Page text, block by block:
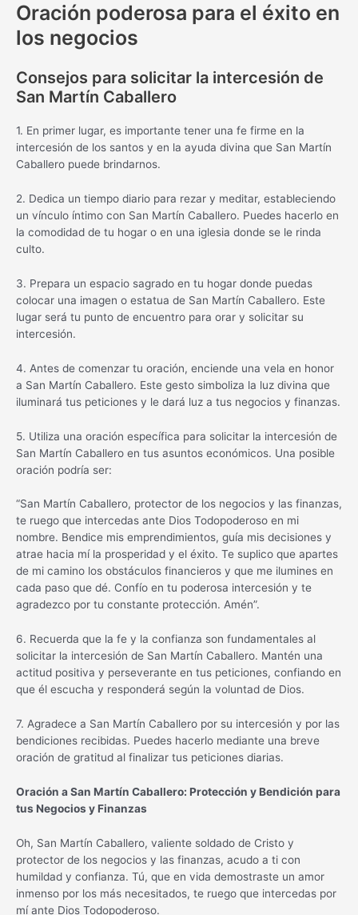
Oración poderosa para el éxito en
los negocios
Consejos para solicitar la intercesión de
San Martín Caballero
1. En primer lugar, es importante tener una fe firme en la
intercesión de los santos y en la ayuda divina que San Martín
Caballero puede brindarnos.
2. Dedica un tiempo diario para rezar y meditar, estableciendo
un vínculo íntimo con San Martín Caballero. Puedes hacerlo en
la comodidad de tu hogar o en una iglesia donde se le rinda
culto.
3. Prepara un espacio sagrado en tu hogar donde puedas
colocar una imagen o estatua de San Martín Caballero. Este
lugar será tu punto de encuentro para orar y solicitar su
intercesión.
4. Antes de comenzar tu oración, enciende una vela en honor
a San Martín Caballero. Este gesto simboliza la luz divina que
iluminará tus peticiones y le dará luz a tus negocios y finanzas.
5. Utiliza una oración específica para solicitar la intercesión de
San Martín Caballero en tus asuntos económicos. Una posible
oración podría ser:
“San Martín Caballero, protector de los negocios y las finanzas,
te ruego que intercedas ante Dios Todopoderoso en mi
nombre. Bendice mis emprendimientos, guía mis decisiones y
atrae hacia mí la prosperidad y el éxito. Te suplico que apartes
de mi camino los obstáculos financieros y que me ilumines en
cada paso que dé. Confío en tu poderosa intercesión y te
agradezco por tu constante protección. Amén”.
6. Recuerda que la fe y la confianza son fundamentales al
solicitar la intercesión de San Martín Caballero. Mantén una
actitud positiva y perseverante en tus peticiones, confiando en
que él escucha y responderá según la voluntad de Dios.
7. Agradece a San Martín Caballero por su intercesión y por las
bendiciones recibidas. Puedes hacerlo mediante una breve
oración de gratitud al finalizar tus peticiones diarias.
Oración a San Martín Caballero: Protección y Bendición para
tus Negocios y Finanzas
Oh, San Martín Caballero, valiente soldado de Cristo y
protector de los negocios y las finanzas, acudo a ti con
humildad y confianza. Tú, que en vida demostraste un amor
inmenso por los más necesitados, te ruego que intercedas por
mí ante Dios Todopoderoso.